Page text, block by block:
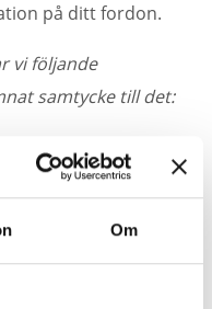
Om
på ditt fordon.
vi följande
samtycke till det:
hos oss
till att vi behandlar
till oss samt
och budhistorik i